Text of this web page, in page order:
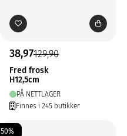
38,97129,90
Fred frosk
H12,5cm
PÅ NETTLAGER
Finnes i 245 butikker
50%